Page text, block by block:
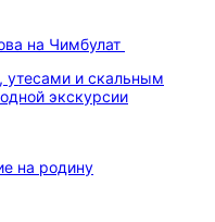
на Чимбулат
утесами и скальным
экскурсии